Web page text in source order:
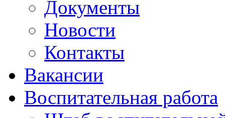
Документы
Новости
Контакты
Вакансии
Воспитательная работа